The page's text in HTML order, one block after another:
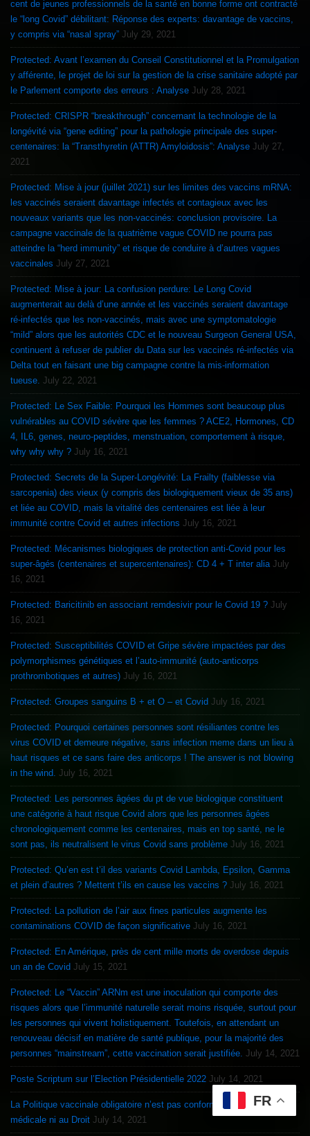
cent de jeunes professionnels de la santé en bonne forme ont contracté
le “long Covid” débilitant: Réponse des experts: davantage de vaccins,
y compris via “nasal spray” July 29, 2021
Protected: Avant l’examen du Conseil Constitutionnel et la Promulgation
y afférente, le projet de loi sur la gestion de la crise sanitaire adopté par
le Parlement comporte des erreurs : Analyse July 28, 2021
Protected: CRISPR “breakthrough” concernant la technologie de la
longévité via “gene editing” pour la pathologie principale des super-
centenaires: la “Transthyretin (ATTR) Amyloidosis”: Analyse July 27,
2021
Protected: Mise à jour (juillet 2021) sur les limites des vaccins mRNA:
les vaccinés seraient davantage infectés et contagieux avec les
nouveaux variants que les non-vaccinés: conclusion provisoire. La
campagne vaccinale de la quatrième vague COVID ne pourra pas
atteindre la “herd immunity” et risque de conduire à d’autres vagues
vaccinales July 27, 2021
Protected: Mise à jour: La confusion perdure: Le Long Covid
augmenterait au delà d’une année et les vaccinés seraient davantage
ré-infectés que les non-vaccinés, mais avec une symptomatologie
“mild” alors que les autorités CDC et le nouveau Surgeon General USA,
continuent à refuser de publier du Data sur les vaccinés ré-infectés via
Delta tout en faisant une big campagne contre la mis-information
tueuse. July 22, 2021
Protected: Le Sex Faible: Pourquoi les Hommes sont beaucoup plus
vulnérables au COVID sévère que les femmes ? ACE2, Hormones, CD
4, IL6, genes, neuro-peptides, menstruation, comportement à risque,
why why why ? July 16, 2021
Protected: Secrets de la Super-Longévité: La Frailty (faiblesse via
sarcopenia) des vieux (y compris des biologiquement vieux de 35 ans)
et liée au COVID, mais la vitalité des centenaires est liée à leur
immunité contre Covid et autres infections July 16, 2021
Protected: Mécanismes biologiques de protection anti-Covid pour les
super-âgés (centenaires et supercentenaires): CD 4 + T inter alia July
16, 2021
Protected: Baricitinib en associant remdesivir pour le Covid 19 ? July
16, 2021
Protected: Susceptibilités COVID et Gripe sévère impactées par des
polymorphismes génétiques et l’auto-immunité (auto-anticorps
prothrombotiques et autres) July 16, 2021
Protected: Groupes sanguins B + et O – et Covid July 16, 2021
Protected: Pourquoi certaines personnes sont résiliantes contre les
virus COVID et demeure négative, sans infection meme dans un lieu à
haut risques et ce sans faire des anticorps ! The answer is not blowing
in the wind. July 16, 2021
Protected: Les personnes âgées du pt de vue biologique constituent
une catégorie à haut risque Covid alors que les personnes âgées
chronologiquement comme les centenaires, mais en top santé, ne le
sont pas, ils neutralisent le virus Covid sans problème July 16, 2021
Protected: Qu’en est t’il des variants Covid Lambda, Epsilon, Gamma
et plein d’autres ? Mettent t’ils en cause les vaccins ? July 16, 2021
Protected: La pollution de l’air aux fines particules augmente les
contaminations COVID de façon significative July 16, 2021
Protected: En Amérique, près de cent mille morts de overdose depuis
un an de Covid July 15, 2021
Protected: Le “Vaccin” ARNm est une inoculation qui comporte des
risques alors que l’immunité naturelle serait moins risquée, surtout pour
les personnes qui vivent holistiquement. Toutefois, en attendant un
renouveau décisif en matière de santé publique, pour la majorité des
personnes “mainstream”, cette vaccination serait justifiée. July 14, 2021
Poste Scriptum sur l’Election Présidentielle 2022 July 14, 2021
La Politique vaccinale obligatoire n’est pas conforme à l’éthique
médicale ni au Droit July 14, 2021
FR